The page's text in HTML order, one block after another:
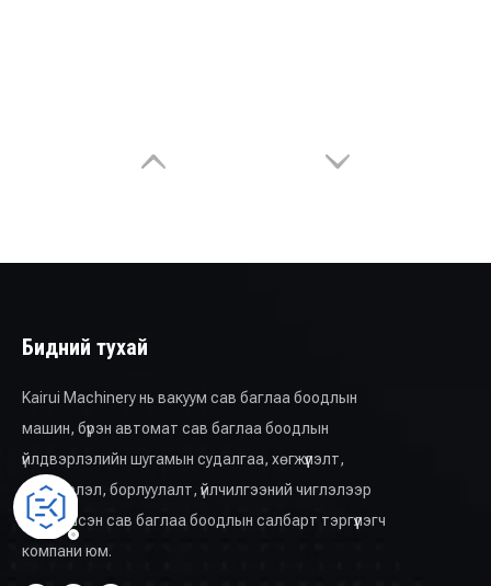
Бидний тухай
Kairui Machinery нь вакуум сав баглаа боодлын
машин, бүрэн автомат сав баглаа боодлын
үйлдвэрлэлийн шугамын судалгаа, хөгжүүлэлт,
үйлдвэрлэл, борлуулалт, үйлчилгээний чиглэлээр
мэргэшсэн сав баглаа боодлын салбарт тэргүүлэгч
компани юм.